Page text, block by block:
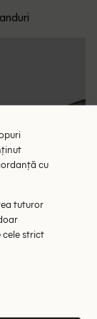
Farfurie
cu
tuturor
cele strict